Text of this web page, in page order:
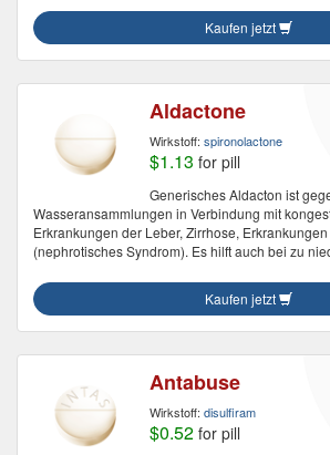
Kaufen jetzt
Aldactone
Wirkstoff: spironolactone
$1.13 for pill
Generisches Aldacton ist
Wasseransammlungen in Verbindung mit
Erkrankungen der Leber, Zirrhose,
(nephrotisches Syndrom). Es hilft auch bei zu
Kaufen jetzt
Antabuse
Wirkstoff: disulfiram
$0.52 for pill